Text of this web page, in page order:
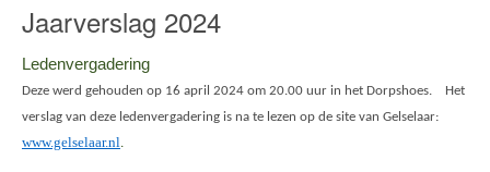
Jaarverslag 2024
Ledenvergadering
Deze werd gehouden op 16 april 2024 om 20.00 uur in het Dorpshoes. Het
verslag van deze ledenvergadering is na te lezen op de site van Gelselaar:
www.gelselaar.nl.